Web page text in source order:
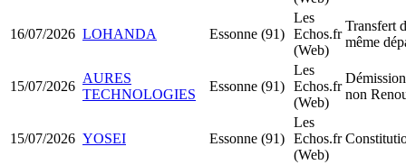
16/07/2026 LOHANDA Essonne (91)
Les
Echos.fr
(Web)
Transfert
même
15/07/2026
AURES
TECHNOLOGIES
Essonne (91)
Les
Echos.fr
(Web)
non
15/07/2026 YOSEI Essonne (91)
Les
Echos.fr
(Web)